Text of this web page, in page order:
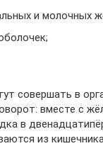
и молочных
совершать в
вместе с
в
из